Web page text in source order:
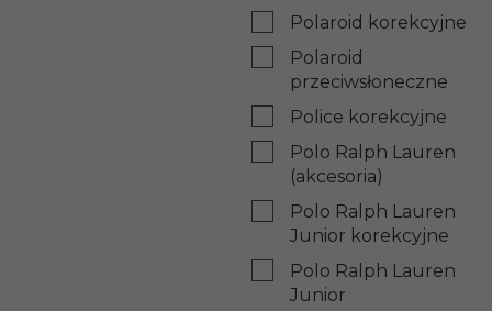
Polaroid korekcyjne
Polaroid
przeciwsłoneczne
Police korekcyjne
Polo Ralph Lauren
(akcesoria)
Polo Ralph Lauren
Junior korekcyjne
Polo Ralph Lauren
Junior